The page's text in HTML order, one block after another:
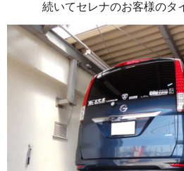
続いてセレナのお客様のタ